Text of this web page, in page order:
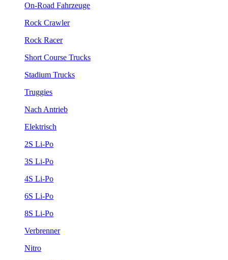
On-Road Fahrzeuge
Rock Crawler
Rock Racer
Short Course Trucks
Stadium Trucks
Truggies
Nach Antrieb
Elektrisch
2S Li-Po
3S Li-Po
4S Li-Po
6S Li-Po
8S Li-Po
Verbrenner
Nitro